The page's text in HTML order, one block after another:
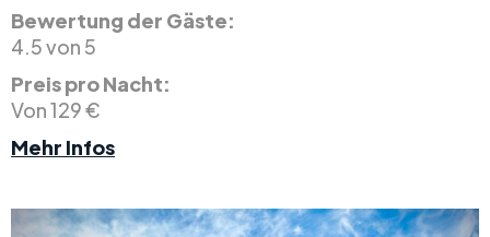
Bewertung der Gäste:
4.5 von 5
Preis pro Nacht:
Von 129 €
Mehr Infos